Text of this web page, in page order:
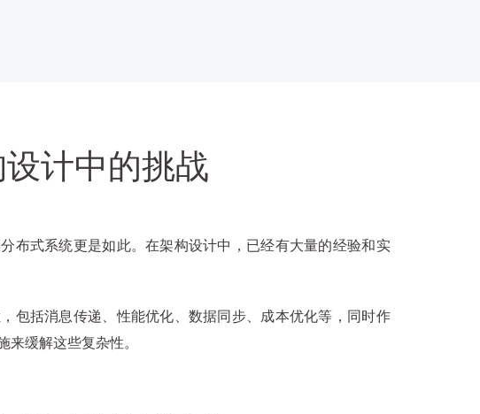
计中的挑战
布式系统更是如此。在架构设计中，已经有大量的经验和实
包括消息传递、性能优化、数据同步、成本优化等，同时作
缓解这些复杂性。